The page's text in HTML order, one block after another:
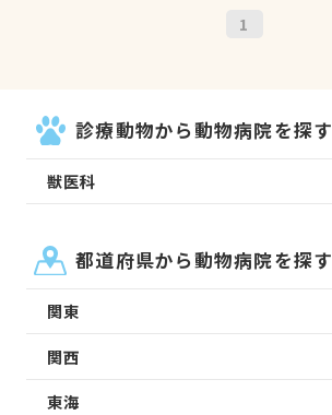
1
診療動物から動物病院を探す
獣医科
都道府県から動物病院を探す
関東
関西
東海